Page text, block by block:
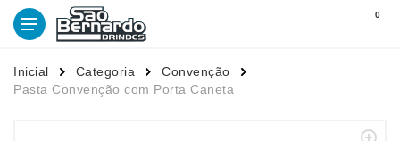
0
Inicial Categoria
Convenção
Pasta Convenção com Porta Caneta